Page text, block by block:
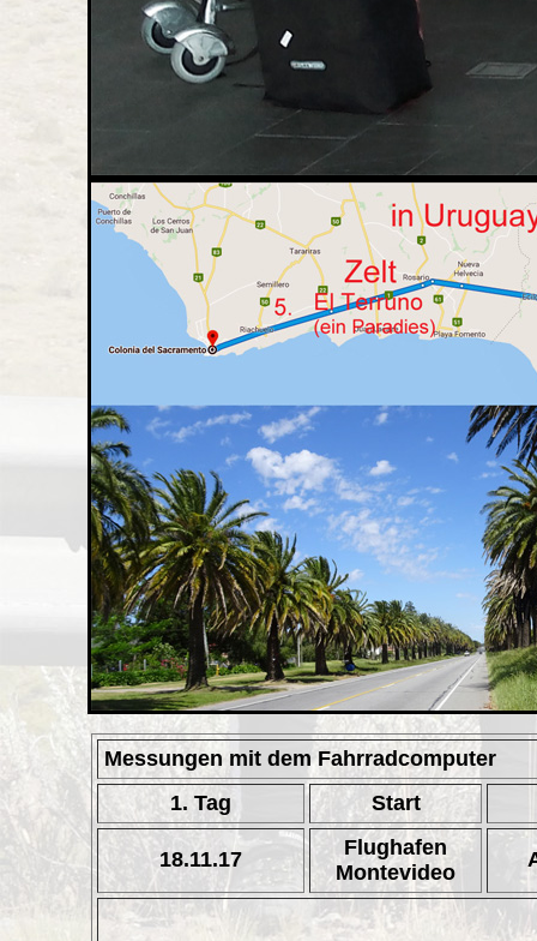
Messungen mit dem Fahrradcomputer
1. Tag
Start
18.11.17
Flughafen
Montevideo